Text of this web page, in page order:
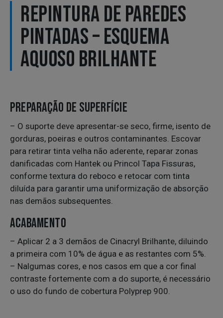
REPINTURA DE PAREDES
PINTADAS – ESQUEMA
AQUOSO BRILHANTE
PREPARAÇÃO DE SUPERFÍCIE
– O suporte deve apresentar-se seco, firme, isento de
gorduras, poeiras e outros contaminantes. Escovar
para retirar tinta velha não aderente, reparar zonas
danificadas com Hantek ou Princol Tapa Fissuras,
conforme textura do reboco e retocar com tinta
diluída para garantir uma uniformização de absorção
nas demãos subsequentes.
ACABAMENTO
– Aplicar 2 a 3 demãos de Cinacryl Brilhante, diluindo
a primeira com 10% de água e as restantes com 5%.
– Nalgumas cores, e nos casos em que a cor final
contraste fortemente com a do suporte, é necessário
o uso do fundo de cobertura Polyprep 900.